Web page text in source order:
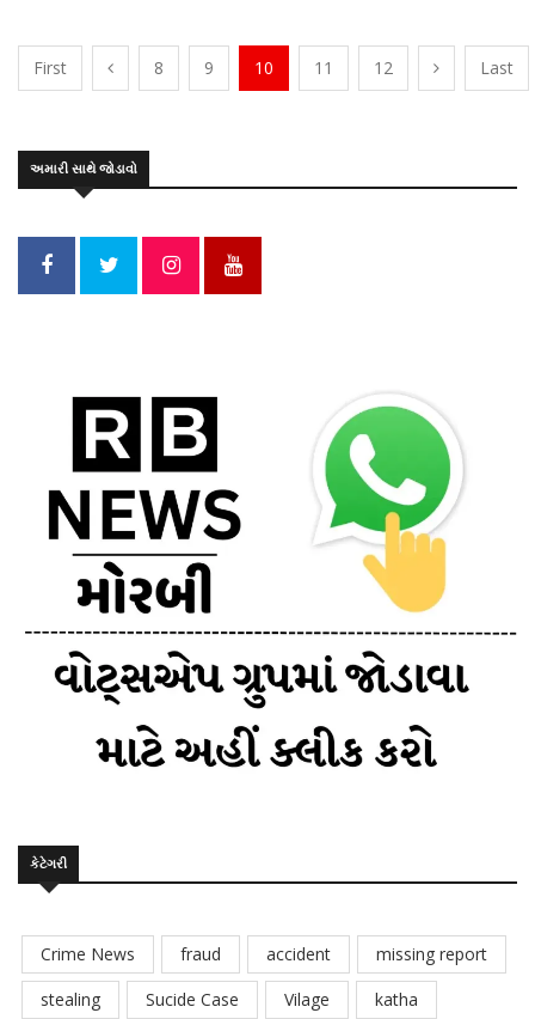
First 8 9 10 11 12 Last
અમારી સાથે જોડાવો
કેટેગરી
Crime News fraud accident
missing report
stealing
Sucide Case Vilage
katha